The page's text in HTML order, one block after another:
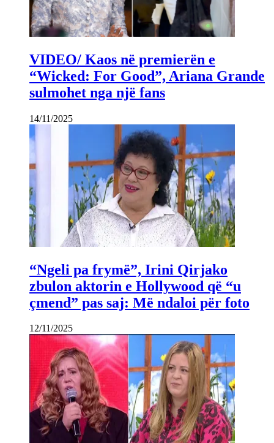
VIDEO/ Kaos në premierën e
“Wicked: For Good”, Ariana Grande
sulmohet nga një fans
14/11/2025
“Ngeli pa frymë”, Irini Qirjako
zbulon aktorin e Hollywood që “u
çmend” pas saj: Më ndaloi për foto
12/11/2025